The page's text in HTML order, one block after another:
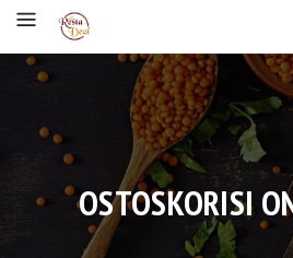
OSTOSKORISI